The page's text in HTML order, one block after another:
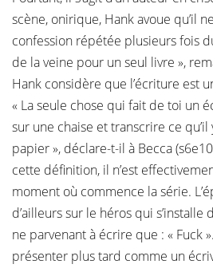
scène, onirique, Hank avoue qu’il
confession répétée plusieurs fois
de la veine pour un seul livre »,
Hank considère que l’écriture est
« La seule chose qui fait de toi un
sur une chaise et transcrire ce
papier », déclare-t-il à Becca
cette définition, il n’est
moment où commence la série.
d’ailleurs sur le héros qui
ne parvenant à écrire que : « Fuck
présenter plus tard comme un